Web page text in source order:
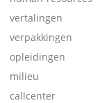
vertalingen
verpakkingen
opleidingen
milieu
callcenter